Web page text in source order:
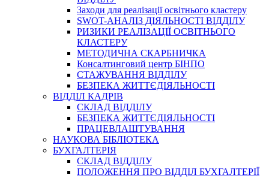
Заходи для реалізації освітнього кластеру
SWOT-АНАЛІЗ ДІЯЛЬНОСТІ ВІДДІЛУ
РИЗИКИ РЕАЛІЗАЦІЇ ОСВІТНЬОГО
КЛАСТЕРУ
МЕТОДИЧНА СКАРБНИЧКА
Консалтинговий центр БІНПО
СТАЖУВАННЯ ВІДДІЛУ
БЕЗПЕКА ЖИТТЄДІЯЛЬНОСТІ
ВІДДІЛ КАДРІВ
СКЛАД ВІДДІЛУ
БЕЗПЕКА ЖИТТЄДІЯЛЬНОСТІ
ПРАЦЕВЛАШТУВАННЯ
НАУКОВА БІБЛІОТЕКА
БУХГАЛТЕРІЯ
СКЛАД ВІДДІЛУ
ПОЛОЖЕННЯ ПРО ВІДДІЛ БУХГАЛТЕРІЇ